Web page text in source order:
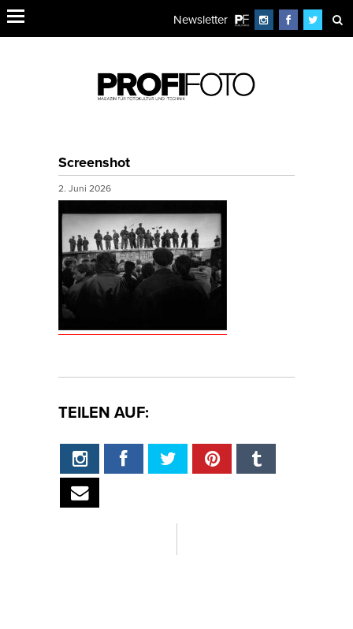
Newsletter
Screenshot
2. Juni 2026
TEILEN AUF: